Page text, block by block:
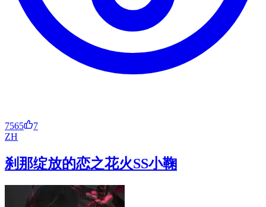
7565
7
ZH
刹那绽放的恋之花火SS小鞠